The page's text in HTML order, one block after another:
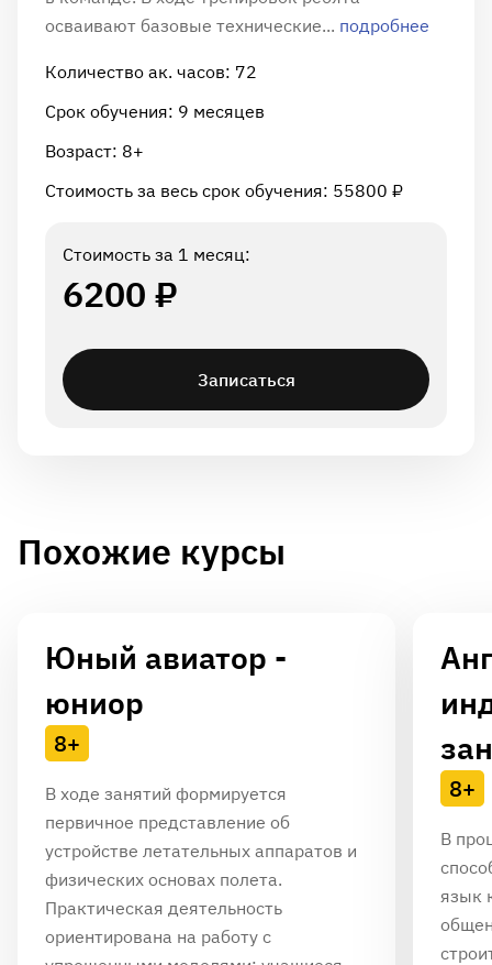
осваивают базовые технические... подробнее
Количество ак. часов: 72
Срок обучения: 9 месяцев
Возраст: 8+
Стоимость за весь срок обучения: 55800 ₽
Стоимость за 1 месяц:
6200 ₽
Записаться
Похожие курсы
Юный авиатор -
юниор
8+
В ходе занятий формируется
первичное представление об
устройстве летательных аппаратов и
физических основах полета.
Практическая деятельность
ориентирована на работу с
8+
В
язык